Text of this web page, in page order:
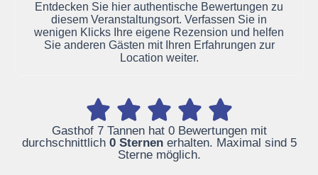
Entdecken Sie hier authentische Bewertungen zu
diesem Veranstaltungsort. Verfassen Sie in
wenigen Klicks Ihre eigene Rezension und helfen
Sie anderen Gästen mit Ihren Erfahrungen zur
Location weiter.
Gasthof 7 Tannen hat 0 Bewertungen mit
durchschnittlich 0 Sternenerhalten. Maximal sind 5
Sterne möglich.